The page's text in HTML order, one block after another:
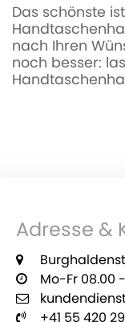
Das schönste
nach Ihren
noch besser:
Adresse &
Mo-Fr 08.00 -
+41 55 420